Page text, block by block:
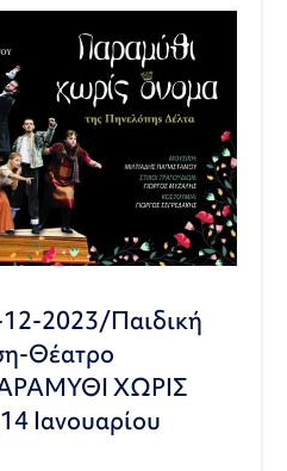
2023/Παιδική
Θέατρο
ΧΩΡΙΣ
Ιανουαρίου